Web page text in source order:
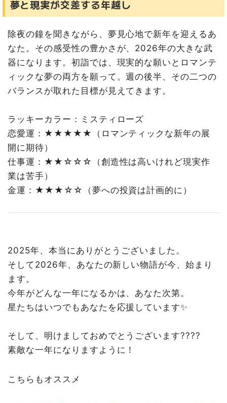
夢と現実が交差する年越し
除夜の鐘を聞きながら、夢見心地で新年を迎えるあ
なた。その感受性の豊かさが、2026年の大きな武
器になります。初詣では、現実的な願いとロマンテ
ィックな夢の両方を願って。週の後半、その二つの
バランスが取れた目標が見えてきます。
ラッキーカラー：ミスティローズ
恋愛運：★★★★★（ロマンティックな新年の展
開に期待）
仕事運：★★☆☆☆（創造性は高いけれど現実作
業は苦手）
金運：★★★☆☆（夢への投資は計画的に）
2025年、本当にありがとうございました。
そして2026年、あなたの新しい物語が今、始まり
ます。
今年がどんな一年になるかは、あなた次第。
星たちはいつでもあなたを応援しています✨
そして、明けましておめでとうございます????
素敵な一年になりますように！
こちらもオススメ